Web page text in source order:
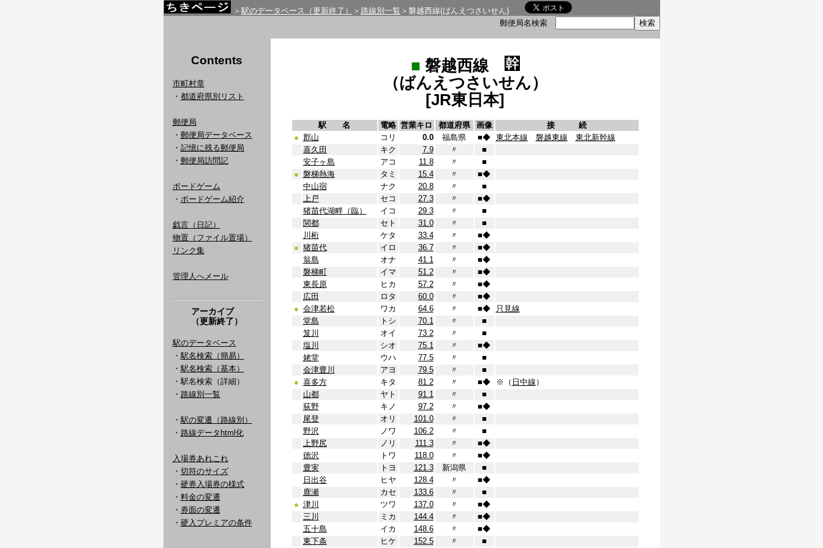
＞ 駅のデータベース（更新終了） ＞ 路線別一覧 ＞磐越西線(ばんえつさいせん)
郵便局名検索
Contents
市町村章
・ 都道府県別リスト
郵便局
・ 郵便局データベース
・ 記憶に残る郵便局
・ 郵便局訪問記
ボードゲーム
・ ボードゲーム紹介
戯言（日記）
物置（ファイル置場）
リンク集
管理人へメール
アーカイブ
（更新終了）
駅のデータベース
・ 駅名検索（簡易）
・ 駅名検索（基本）
・駅名検索（詳細）
・ 路線別一覧
・ 駅の変遷（路線別）
・ 路線データhtml化
入場券あれこれ
・ 切符のサイズ
・ 硬券入場券の様式
・ 料金の変遷
・ 券面の変遷
・ 硬入プレミアの条件
■ 磐越西線
（ばんえつさいせん）
[JR東日本]
駅 名 電略 営業キロ 都道府県 画像
接 続
● 郡山 コリ 0.0 福島県 ■◆ 東北本線 磐越東線
東北新幹線
喜久田
キク 7.9 〃
■
安子ヶ島
アコ 11.8 〃
■
● 磐梯熱海 タミ 15.4 〃 ■◆
中山宿
ナク 20.8 〃
■
上戸
セコ 27.3 〃 ■◆
猪苗代湖畔（臨）
イコ 29.3 〃
■
関都
セト 31.0 〃
■
川桁
ケタ 33.4 〃 ■◆
● 猪苗代 イロ 36.7 〃 ■◆
翁島
オナ 41.1 〃 ■◆
磐梯町
イマ 51.2 〃 ■◆
東長原
ヒカ 57.2 〃 ■◆
広田
ロタ 60.0 〃 ■◆
● 会津若松 ワカ 64.6 〃 ■◆
只見線
堂島
トシ 70.1 〃
■
笈川
オイ 73.2 〃
■
塩川
シオ 75.1 〃 ■◆
姥堂
ウハ 77.5 〃
■
会津豊川
アヨ 79.5 〃
■
● 喜多方 キタ 81.2 〃 ■◆ ※（ 日中線 ）
山都
ヤト 91.1 〃
■
荻野
キノ 97.2 〃 ■◆
尾登
オリ 101.0 〃
■
野沢
ノワ 106.2 〃
■
上野尻
ノリ 111.3 〃 ■◆
徳沢
トワ 118.0 〃 ■◆
豊実
トヨ 121.3 新潟県
■
日出谷
ヒヤ 128.4 〃 ■◆
鹿瀬
カセ 133.6 〃
■
● 津川 ツワ 137.0 〃 ■◆
三川
ミカ 144.4 〃 ■◆
五十島
イカ 148.6 〃 ■◆
東下条
ヒケ 152.5 〃 ■